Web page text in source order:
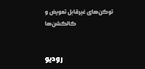
توکن‌های غیرقابل تعویض و
کالکشن‌ها
رودیو